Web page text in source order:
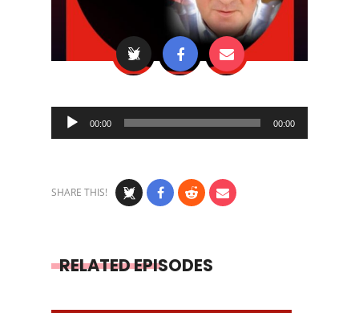
Audio
Player
00:00 00:00
SHARE THIS!
RELATED EPISODES